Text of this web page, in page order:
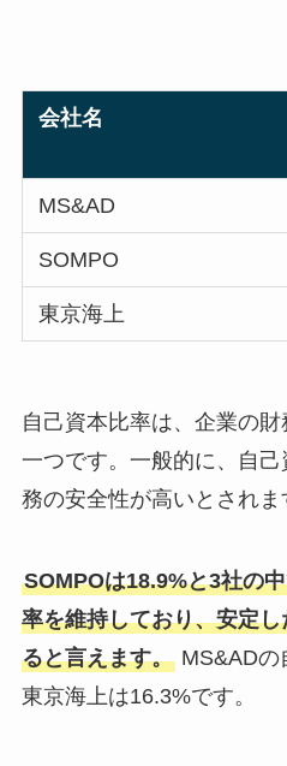
会社名
MS&AD
SOMPO
東京海上
自己資本比率は、企業の
一つです。一般的に、自
務の安全性が高いとされま
SOMPOは18.9%と3社の
率を維持しており、安定
ると言えます。MS&ADの
東京海上は16.3%です。